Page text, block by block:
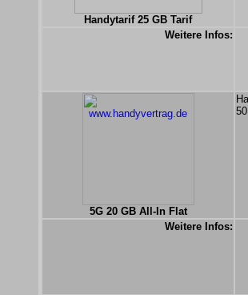
Handytarif 25 GB Tarif
Weitere Infos:
5G 20 GB All-In Flat
Weitere Infos: